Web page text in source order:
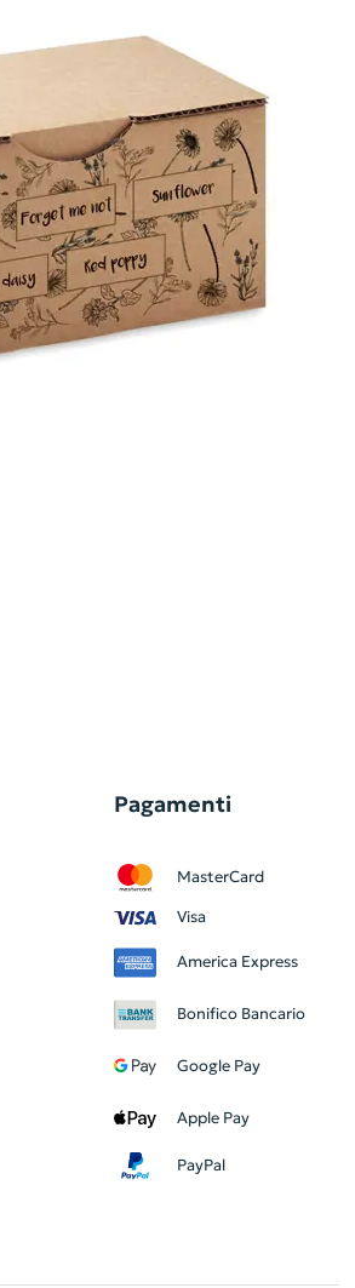
Pagamenti
MasterCard
Visa
America Express
Bonifico Bancario
Google Pay
Apple Pay
PayPal